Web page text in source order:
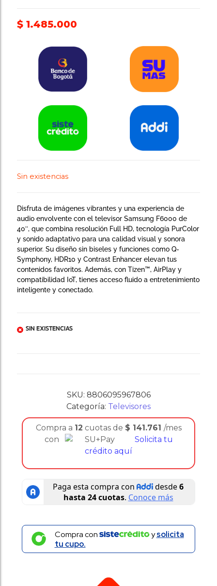
$ 1.485.000
Sin existencias
Disfruta de imágenes vibrantes y una experiencia de
audio envolvente con el televisor Samsung F6000 de
40″, que combina resolución Full HD, tecnología PurColor
y sonido adaptativo para una calidad visual y sonora
superior. Su diseño sin biseles y funciones como Q-
Symphony, HDR10 y Contrast Enhancer elevan tus
contenidos favoritos. Además, con Tizen™, AirPlay y
compatibilidad IoT, tienes acceso fluido a entretenimiento
inteligente y conectado.
SIN EXISTENCIAS
SKU: 8806095967806
Categoría: Televisores
Compra a 12 cuotas de $ 141.761 /mes
con
Solicita tu
crédito aquí
Compra con ysolicita
tu cupo.